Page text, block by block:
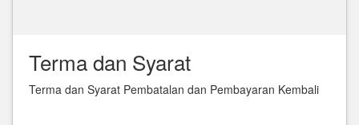
Terma dan Syarat
Terma dan Syarat Pembatalan dan Pembayaran Kembali